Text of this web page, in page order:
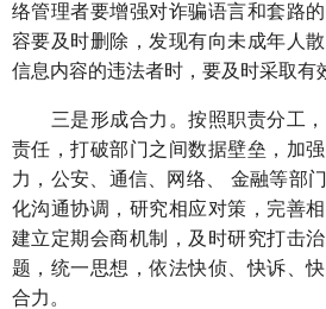
络管理者要增强对诈骗语言和套路
容要及时删除，发现有向未成年人
信息内容的违法者时，要及时采取有
三是形成合力。按照职责分工，
责任，打破部门之间数据壁垒，加
力，公安、通信、网络、 金融等部
化沟通协调，研究相应对策，完善
建立定期会商机制，及时研究打击
题，统一思想，依法快侦、快诉、
合力。